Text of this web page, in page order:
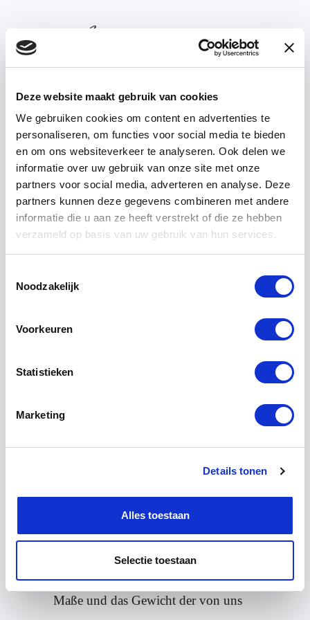
Deze website maakt gebruik van cookies
We gebruiken cookies om content en advertenties te
personaliseren, om functies voor social media te bieden
en om ons websiteverkeer te analyseren. Ook delen we
informatie over uw gebruik van onze site met onze
partners voor social media, adverteren en analyse. Deze
partners kunnen deze gegevens combineren met andere
informatie die u aan ze heeft verstrekt of die ze hebben
verzameld op basis van uw gebruik van hun services.
Noodzakelijk
Voorkeuren
Statistieken
Marketing
Details tonen
Alles toestaan
Selectie toestaan
'T ACHTERHUIS
Lieferbedingungen
von ‘t Achterhuis historische
Baumaterialien BV
10 Punkte der Aufmerksamkeit
Maße und das Gewicht der von uns